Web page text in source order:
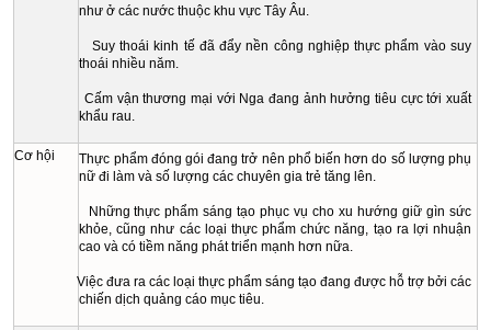
như ở các nước thuộc khu vực Tây Âu.
Suy thoái kinh tế đã đẩy nền công nghiệp thực phẩm vào suy
thoái nhiều năm.
Cấm vận thương mại với Nga đang ảnh hưởng tiêu cực tới xuất
khẩu rau.
Cơ hội
Thực phẩm đóng gói đang trở nên phổ biến hơn do số lượng phụ
nữ đi làm và số lượng các chuyên gia trẻ tăng lên.
Những thực phẩm sáng tạo phục vụ cho xu hướng giữ gìn sức
khỏe, cũng như các loại thực phẩm chức năng, tạo ra lợi nhuận
cao và có tiềm năng phát triển mạnh hơn nữa.
Việc đưa ra các loại thực phẩm sáng tạo đang được hỗ trợ bởi các
chiến dịch quảng cáo mục tiêu.